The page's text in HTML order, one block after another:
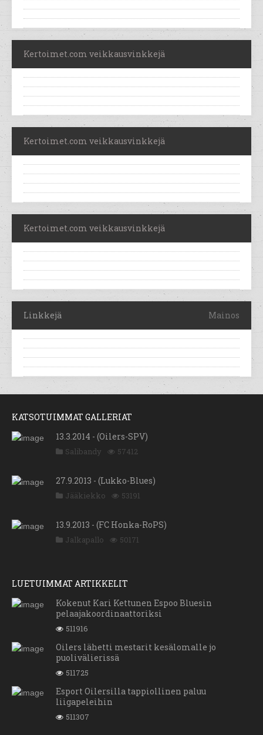
Kertoimet.com veikkausvinkkejä
Kertoimet.com veikkausvinkkejä
Kertoimet.com veikkausvinkkejä
Linkkejä Mainos
KATSOTUIMMAT GALLERIAT
13.3.2014 - (Oilers-SPV)
Salibandy 57412
27.9.2013 - (Lukko-Blues)
Jääkiekko 53191
13.9.2013 - (FC Honka-RoPS)
Jalkapallo 50171
LUETUIMMAT ARTIKKELIT
Kokenut Kari Kettunen Espoo Bluesin
pelaajakoordinaattoriksi
511916
Oilers lähetti mestarit kesälomalle jo
puolivälierissä
511725
Esport Oilersilla tappiollinen paluu
liigapeleihin
511307